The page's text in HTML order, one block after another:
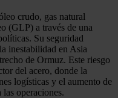
crudo, gas natural
(GLP) a través de una
Su seguridad
inestabilidad en Asia
de Ormuz. Este riesgo
del acero, donde la
logísticas y el aumento de
las operaciones.